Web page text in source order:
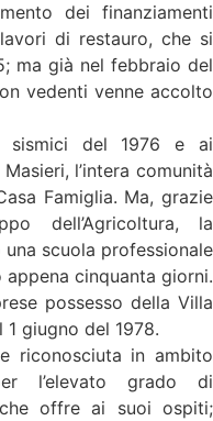
dei finanziamenti
di restauro, che si
ma già nel febbraio del
vedenti venne accolto
sismici del 1976 e ai
l’intera comunità
Famiglia. Ma, grazie
dell’Agricoltura, la
scuola professionale
cinquanta giorni.
possesso della Villa
giugno del 1978.
riconosciuta in ambito
l’elevato grado di
che offre ai suoi ospiti;